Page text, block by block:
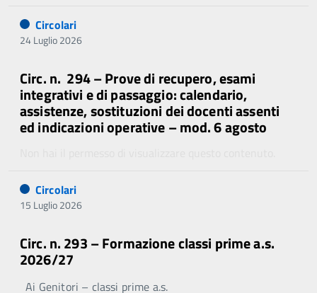
Circolari
24 Luglio 2026
Circ. n. 294 – Prove di recupero, esami
integrativi e di passaggio: calendario,
assistenze, sostituzioni dei docenti assenti
ed indicazioni operative – mod. 6 agosto
Circolari
15 Luglio 2026
Circ. n. 293 – Formazione classi prime a.s.
2026/27
Ai Genitori – classi prime a.s.